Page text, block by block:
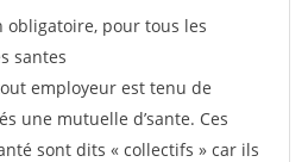
obligatoire, pour tous les
santes
employeur est tenu de
une mutuelle d’sante. Ces
sont dits « collectifs » car ils